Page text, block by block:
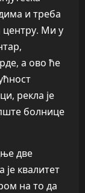
и треба
центру. Ми у
а ово ће
рекла је
болнице
две
је квалитет
на то да